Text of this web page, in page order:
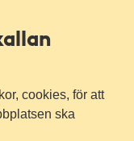
cookies, för att
ska